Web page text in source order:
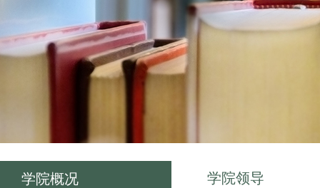
学院概况 学院领导